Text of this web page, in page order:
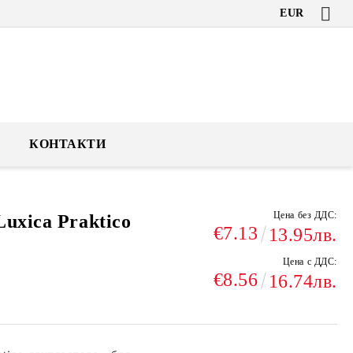
EUR
КОНТАКТИ
Praktico
Цена без ДДС:
€7.13 13.95лв.
Цена с ДДС:
€8.56 16.74лв.